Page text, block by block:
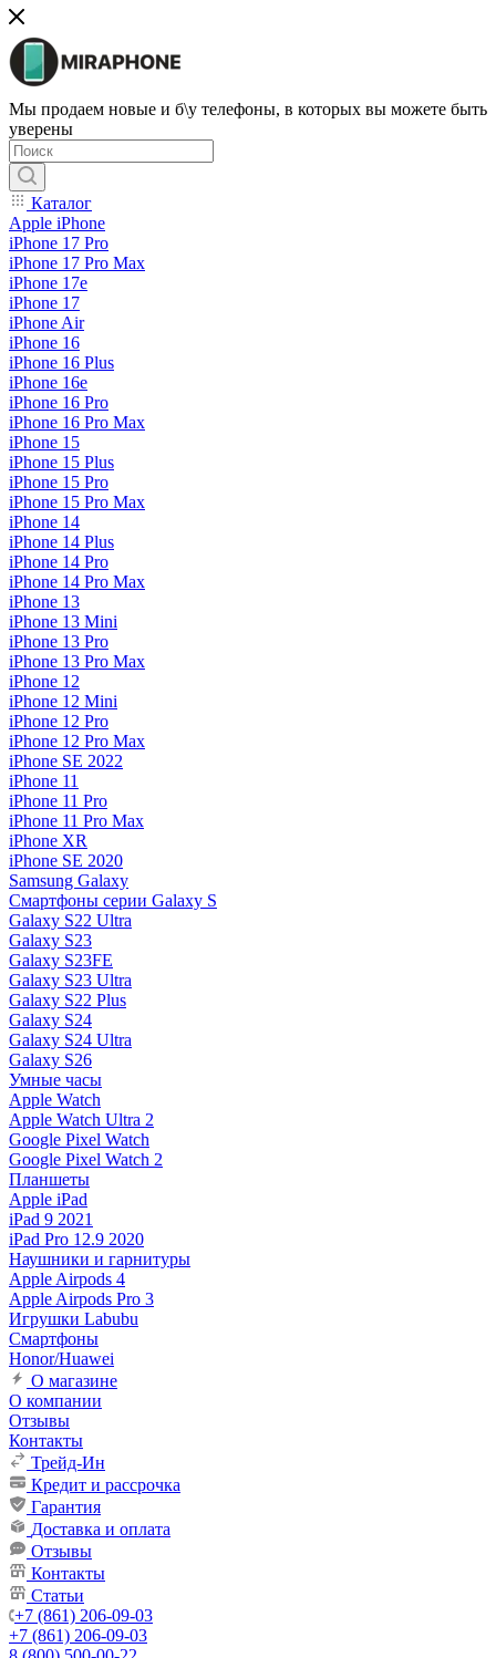
Мы продаем новые и б\у телефоны, в которых вы можете быть
уверены
Каталог
Apple iPhone
iPhone 17 Pro
iPhone 17 Pro Max
iPhone 17e
iPhone 17
iPhone Air
iPhone 16
iPhone 16 Plus
iPhone 16e
iPhone 16 Pro
iPhone 16 Pro Max
iPhone 15
iPhone 15 Plus
iPhone 15 Pro
iPhone 15 Pro Max
iPhone 14
iPhone 14 Plus
iPhone 14 Pro
iPhone 14 Pro Max
iPhone 13
iPhone 13 Mini
iPhone 13 Pro
iPhone 13 Pro Max
iPhone 12
iPhone 12 Mini
iPhone 12 Pro
iPhone 12 Pro Max
iPhone SE 2022
iPhone 11
iPhone 11 Pro
iPhone 11 Pro Max
iPhone XR
iPhone SE 2020
Samsung Galaxy
Смартфоны серии Galaxy S
Galaxy S22 Ultra
Galaxy S23
Galaxy S23FE
Galaxy S23 Ultra
Galaxy S22 Plus
Galaxy S24
Galaxy S24 Ultra
Galaxy S26
Умные часы
Apple Watch
Apple Watch Ultra 2
Google Pixel Watch
Google Pixel Watch 2
Планшеты
Apple iPad
iPad 9 2021
iPad Pro 12.9 2020
Наушники и гарнитуры
Apple Airpods 4
Apple Airpods Pro 3
Игрушки Labubu
Смартфоны
Honor/Huawei
О магазине
О компании
Отзывы
Контакты
Трейд-Ин
Кредит и рассрочка
Гарантия
Доставка и оплата
Отзывы
Контакты
Статьи
+7 (861) 206-09-03
+7 (861) 206-09-03